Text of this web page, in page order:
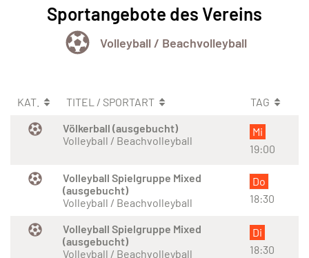
Sportangebote des Vereins
Volleyball / Beachvolleyball
KAT. TITEL / SPORTART
TAG
Völkerball (ausgebucht)
Volleyball / Beachvolleyball
Mi
19:00
Volleyball Spielgruppe Mixed
(ausgebucht)
Volleyball / Beachvolleyball
Do
18:30
Volleyball Spielgruppe Mixed
(ausgebucht)
Volleyball / Beachvolleyball
Di
18:30